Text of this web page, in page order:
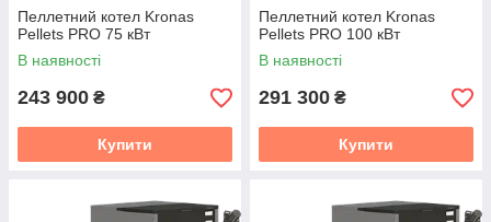
Пеллетний котел Kronas
Pellets PRO 75 кВт
В наявності
243 900 ₴
Купити
Пеллетний котел Kronas
Pellets PRO 100 кВт
В наявності
291 300 ₴
Купити